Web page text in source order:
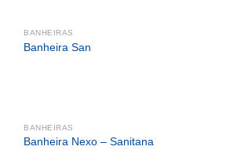
BANHEIRAS
Banheira San
BANHEIRAS
Banheira Nexo – Sanitana